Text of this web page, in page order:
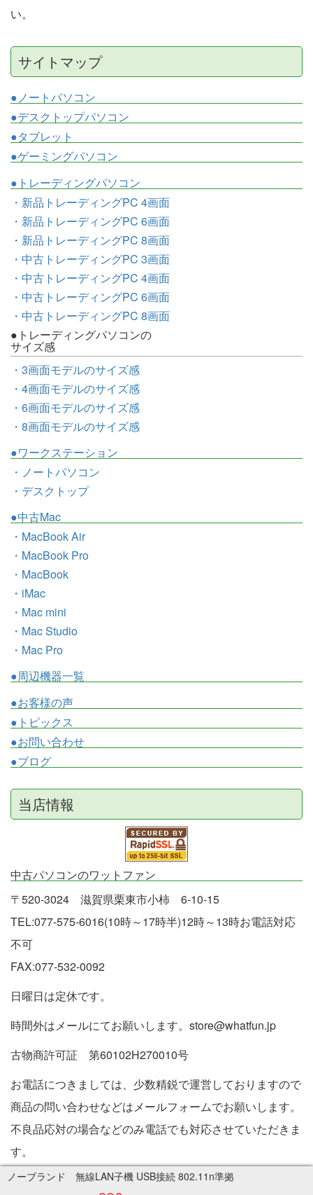
ノーブランド 無線LAN子機 USB接続 802.11n準拠
い。
サイトマップ
●ノートパソコン
●デスクトップパソコン
●タブレット
●ゲーミングパソコン
●トレーディングパソコン
・新品トレーディングPC 4画面
・新品トレーディングPC 6画面
・新品トレーディングPC 8画面
・中古トレーディングPC 3画面
・中古トレーディングPC 4画面
・中古トレーディングPC 6画面
・中古トレーディングPC 8画面
●トレーディングパソコンの
サイズ感
・3画面モデルのサイズ感
・4画面モデルのサイズ感
・6画面モデルのサイズ感
・8画面モデルのサイズ感
●ワークステーション
・ノートパソコン
・デスクトップ
●中古Mac
・MacBook Air
・MacBook Pro
・MacBook
・iMac
・Mac mini
・Mac Studio
・Mac Pro
●周辺機器一覧
●お客様の声
●トピックス
●お問い合わせ
●ブログ
当店情報
中古パソコンのワットファン
〒520-3024 滋賀県栗東市小柿 6-10-15
TEL:077-575-6016(10時～17時半)12時～13時お電話対応
不可
FAX:077-532-0092
日曜日は定休です。
時間外はメールにてお願いします。store@whatfun.jp
古物商許可証 第60102H270010号
お電話につきましては、少数精鋭で運営しておりますので
商品の問い合わせなどはメールフォームでお願いします。
不良品応対の場合などのみ電話でも対応させていただきま
す。
特定商取引法に基づく表記